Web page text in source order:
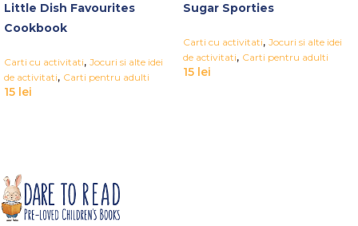
Little Dish Favourites
Cookbook
Carti cu activitati, Jocuri si alte idei
de activitati, Carti pentru adulti
15 lei
Sugar Sporties
Carti cu activitati, Jocuri si alte idei
de activitati, Carti pentru adulti
15 lei